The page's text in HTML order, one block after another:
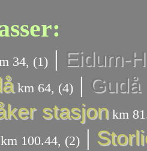
34, (1) | Eidum-
km 64, (4) |
stasjon km
100.44, (2) |